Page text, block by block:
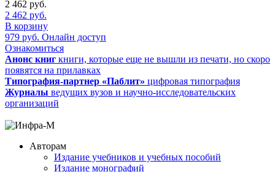
2 462 руб.
2 462 руб.
В корзину
979 руб. Онлайн доступ
Ознакомиться
Анонс книг книги, которые еще не вышли из печати, но скоро
появятся на прилавках
Типография-партнер «Паблит» цифровая типография
Журналы ведущих вузов и научно-исследовательских
организаций
Авторам
Издание учебников и учебных пособий
Издание монографий